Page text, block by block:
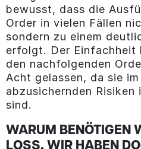
bewusst, dass die
Order in vielen Fällen
sondern zu einem
erfolgt. Der Einfachheit
den nachfolgenden
Acht gelassen, da sie
abzusichernden Risiken
sind.
WARUM BENÖTIGEN